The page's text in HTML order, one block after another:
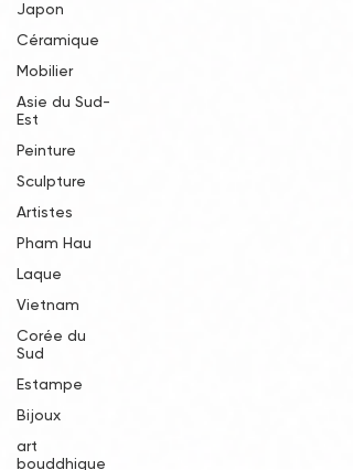
Japon
Céramique
Mobilier
Asie du Sud-
Est
Peinture
Sculpture
Artistes
Pham Hau
Laque
Vietnam
Corée du
Sud
Estampe
Bijoux
art
bouddhique